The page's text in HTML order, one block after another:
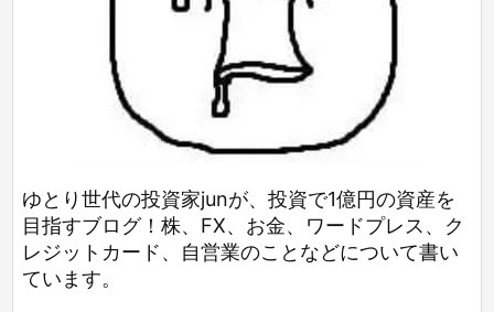
ゆとり世代の投資家junが、投資で1億円の資産を
目指すブログ！株、FX、お金、ワードプレス、ク
レジットカード、自営業のことなどについて書い
ています。